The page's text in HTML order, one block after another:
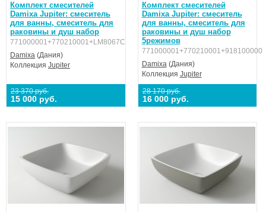
Комплект смесителей
Damixa Jupiter: смеситель
для ванны, смеситель для
раковины и душ набор
771000001+770210001+LM8067C
Damixa (Дания)
Коллекция Jupiter
23 370 руб.
15 000 руб.
Комплект смесителей
Damixa Jupiter: смеситель
для ванны, смеситель для
раковины и душ набор
5режимов
771000001+770210001+918100000
Damixa(Дания)
Коллекция Jupiter
28 170 руб.
16 000 руб.